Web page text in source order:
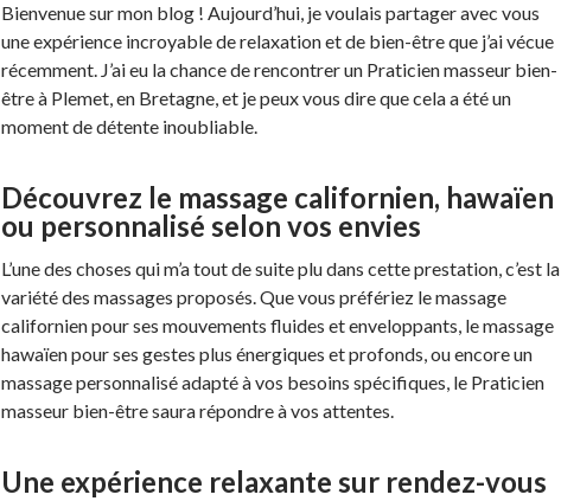
Bienvenue sur mon blog ! Aujourd’hui, je voulais partager avec vous
une expérience incroyable de relaxation et de bien-être que j’ai vécue
récemment. J’ai eu la chance de rencontrer un Praticien masseur bien-
être à Plemet, en Bretagne, et je peux vous dire que cela a été un
moment de détente inoubliable.
Découvrez le massage californien, hawaïen
ou personnalisé selon vos envies
L’une des choses qui m’a tout de suite plu dans cette prestation, c’est la
variété des massages proposés. Que vous préfériez le massage
californien pour ses mouvements fluides et enveloppants, le massage
hawaïen pour ses gestes plus énergiques et profonds, ou encore un
massage personnalisé adapté à vos besoins spécifiques, le Praticien
masseur bien-être saura répondre à vos attentes.
Une expérience relaxante sur rendez-vous